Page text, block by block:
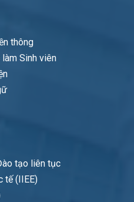
thông
Sinh viên
tạo liên tục
tế (IIEE)